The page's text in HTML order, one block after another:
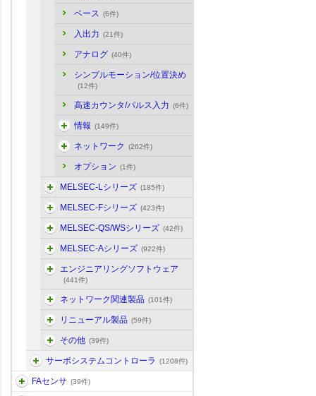
ベース (6件)
入出力 (21件)
アナログ (40件)
シンプルモーション/位置決め
(12件)
高速カウンタ/パルス入力 (6件)
情報 (149件)
ネットワーク (262件)
オプション (1件)
MELSEC-Lシリーズ (185件)
MELSEC-Fシリーズ (423件)
MELSEC-QS/WSシリーズ (42件)
MELSEC-Aシリーズ (922件)
エンジニアリングソフトウェア
(441件)
ネットワーク関連製品 (101件)
リニューアル製品 (59件)
その他 (39件)
サーボシステムコントローラ (1208件)
FAセンサ (39件)